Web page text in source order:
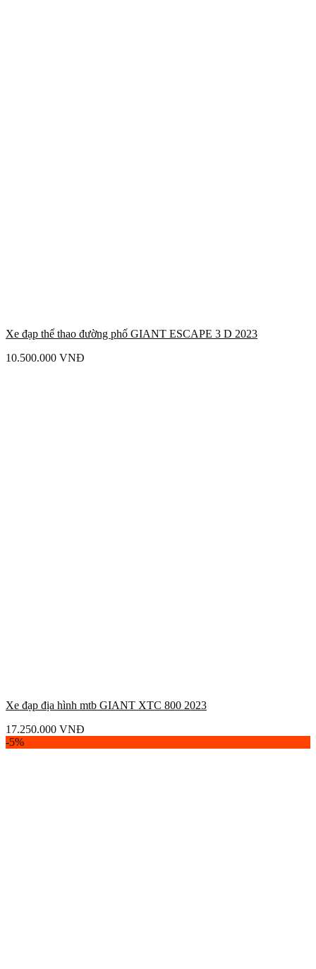
Xe đạp thể thao đường phố GIANT ESCAPE 3 D 2023
10.500.000 VNĐ
Xe đạp địa hình mtb GIANT XTC 800 2023
17.250.000 VNĐ
-5%